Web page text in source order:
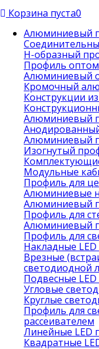
Корзина пуста0
Алюминиевый
Н-образный
Профиль оптом
Алюминиевый
Кромочный
Конструкции
Алюминиевый
Алюминиевый
Изогнутый
Модульные
Профиль для
Алюминиевые
Алюминиевый
Профиль для
Алюминиевый
Профиль для
Накладные
Врезные
светодиодной
Подвесные
Угловые
Круглые
Профиль для
рассеивателем
Линейные LED
Квадратные